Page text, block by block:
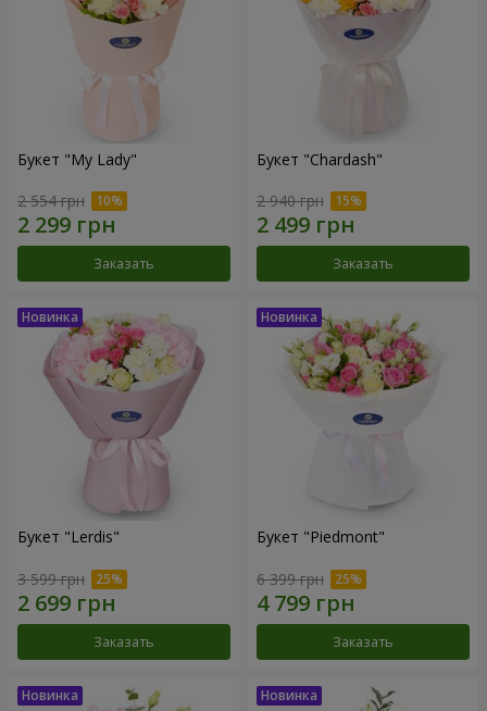
Букет "My Lady"
2 554 грн
Заказать
Букет "Chardash"
2 940 грн
Заказать
Букет "Lerdis"
3 599 грн
Заказать
Букет "Piedmont"
6 399 грн
Заказать